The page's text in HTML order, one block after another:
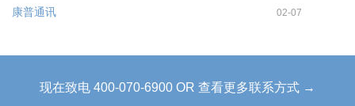
康普通讯 02-07
现在致电 400-070-6900 OR 查看更多联系方式 →